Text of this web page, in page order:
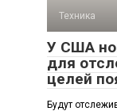
Техника
У США
для
целей
Будут